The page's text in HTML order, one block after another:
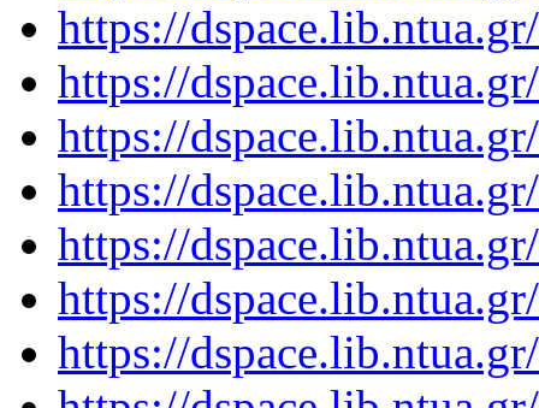
https://
https://
https://
https://
https://
https://
https://